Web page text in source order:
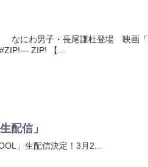
なにわ男子・長尾謙杜登場 映画
ZIP! 【...
配信」
」生配信決定！3月2...